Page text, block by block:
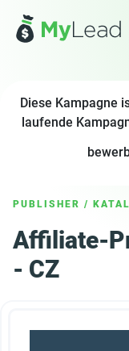
Diese Kampagne
laufende
PUBLISHER /
Affiliate-
- CZ